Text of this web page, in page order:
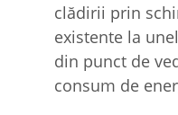
clădirii prin
existente la
din punct de
consum de